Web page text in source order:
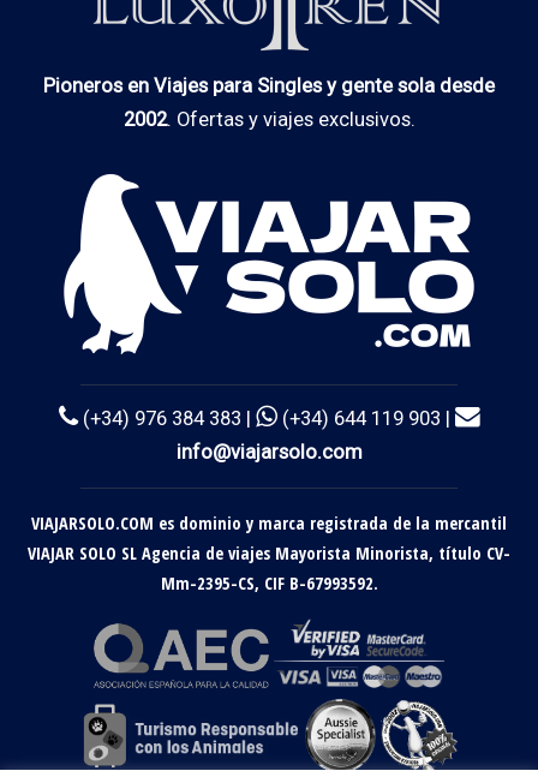
Pioneros en Viajes para Singles y gente sola desde
2002. Ofertas y viajes exclusivos.
(+34) 976 384 383 |
(+34) 644 119 903 |
info@viajarsolo.com
VIAJARSOLO.COM es dominio y marca registrada de la mercantil
VIAJAR SOLO SL Agencia de viajes Mayorista Minorista, título CV-
Mm-2395-CS, CIF B-67993592.